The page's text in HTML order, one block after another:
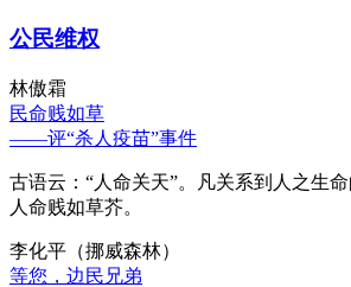
公民维权
林傲霜
民命贱如草
——评“杀人疫苗”事件
古语云：“人命关天”。凡关系到人之生
人命贱如草芥。
李化平（挪威森林）
等您，边民兄弟